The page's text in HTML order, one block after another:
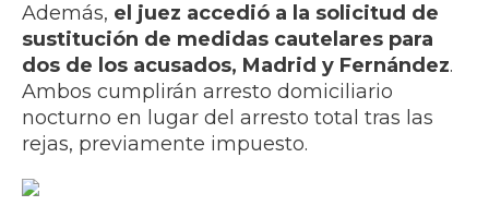
Además, el juez accedió a la solicitud de
sustitución de medidas cautelares para
dos de los acusados, Madrid y Fernández.
Ambos cumplirán arresto domiciliario
nocturno en lugar del arresto total tras las
rejas, previamente impuesto.